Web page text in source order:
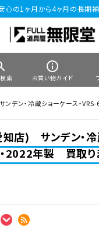
心の1ヶ月から4ヶ月の長期
索
info_outline
お買い物ガイド
ン・冷蔵ショーケース・
店) サンデン・冷
2022年製 買取り